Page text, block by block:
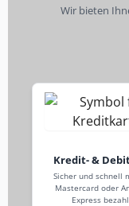
Wir bieten
Kredit- &
Sicher und schnell
Mastercard oder
Express